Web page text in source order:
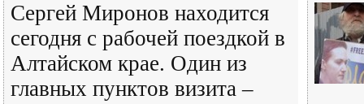
Сергей Миронов находится
сегодня с рабочей поездкой в
Алтайском крае. Один из
главных пунктов визита –